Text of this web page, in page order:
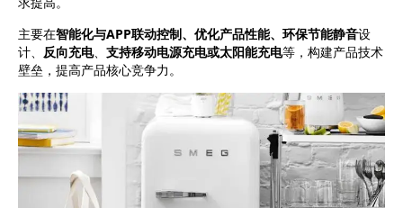
主要在智能化与APP联动控制、优化产品性能、环保节能静音设
计、 反向充电、 支持移动电源充电或太阳能充电等，构建产品技术
壁垒，提高产品核心竞争力。